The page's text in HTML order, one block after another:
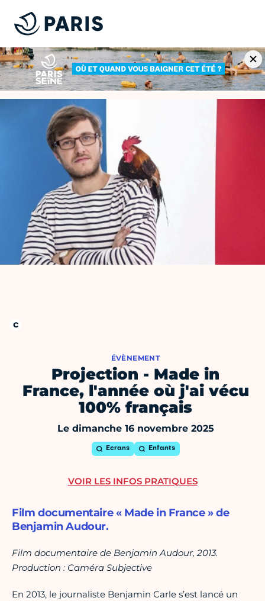
ÉVÈNEMENT
Projection - Made in
France, l'année où j'ai vécu
100% français
Le dimanche 16 novembre 2025
Ecrans Enfants
Film documentaire « Made in France » de
Benjamin Audour.
Film documentaire de Benjamin Audour, 2013.
Production : Caméra Subjective
En 2013, le journaliste Benjamin Carle s’est lancé un
VOIR LES INFOS PRATIQUES